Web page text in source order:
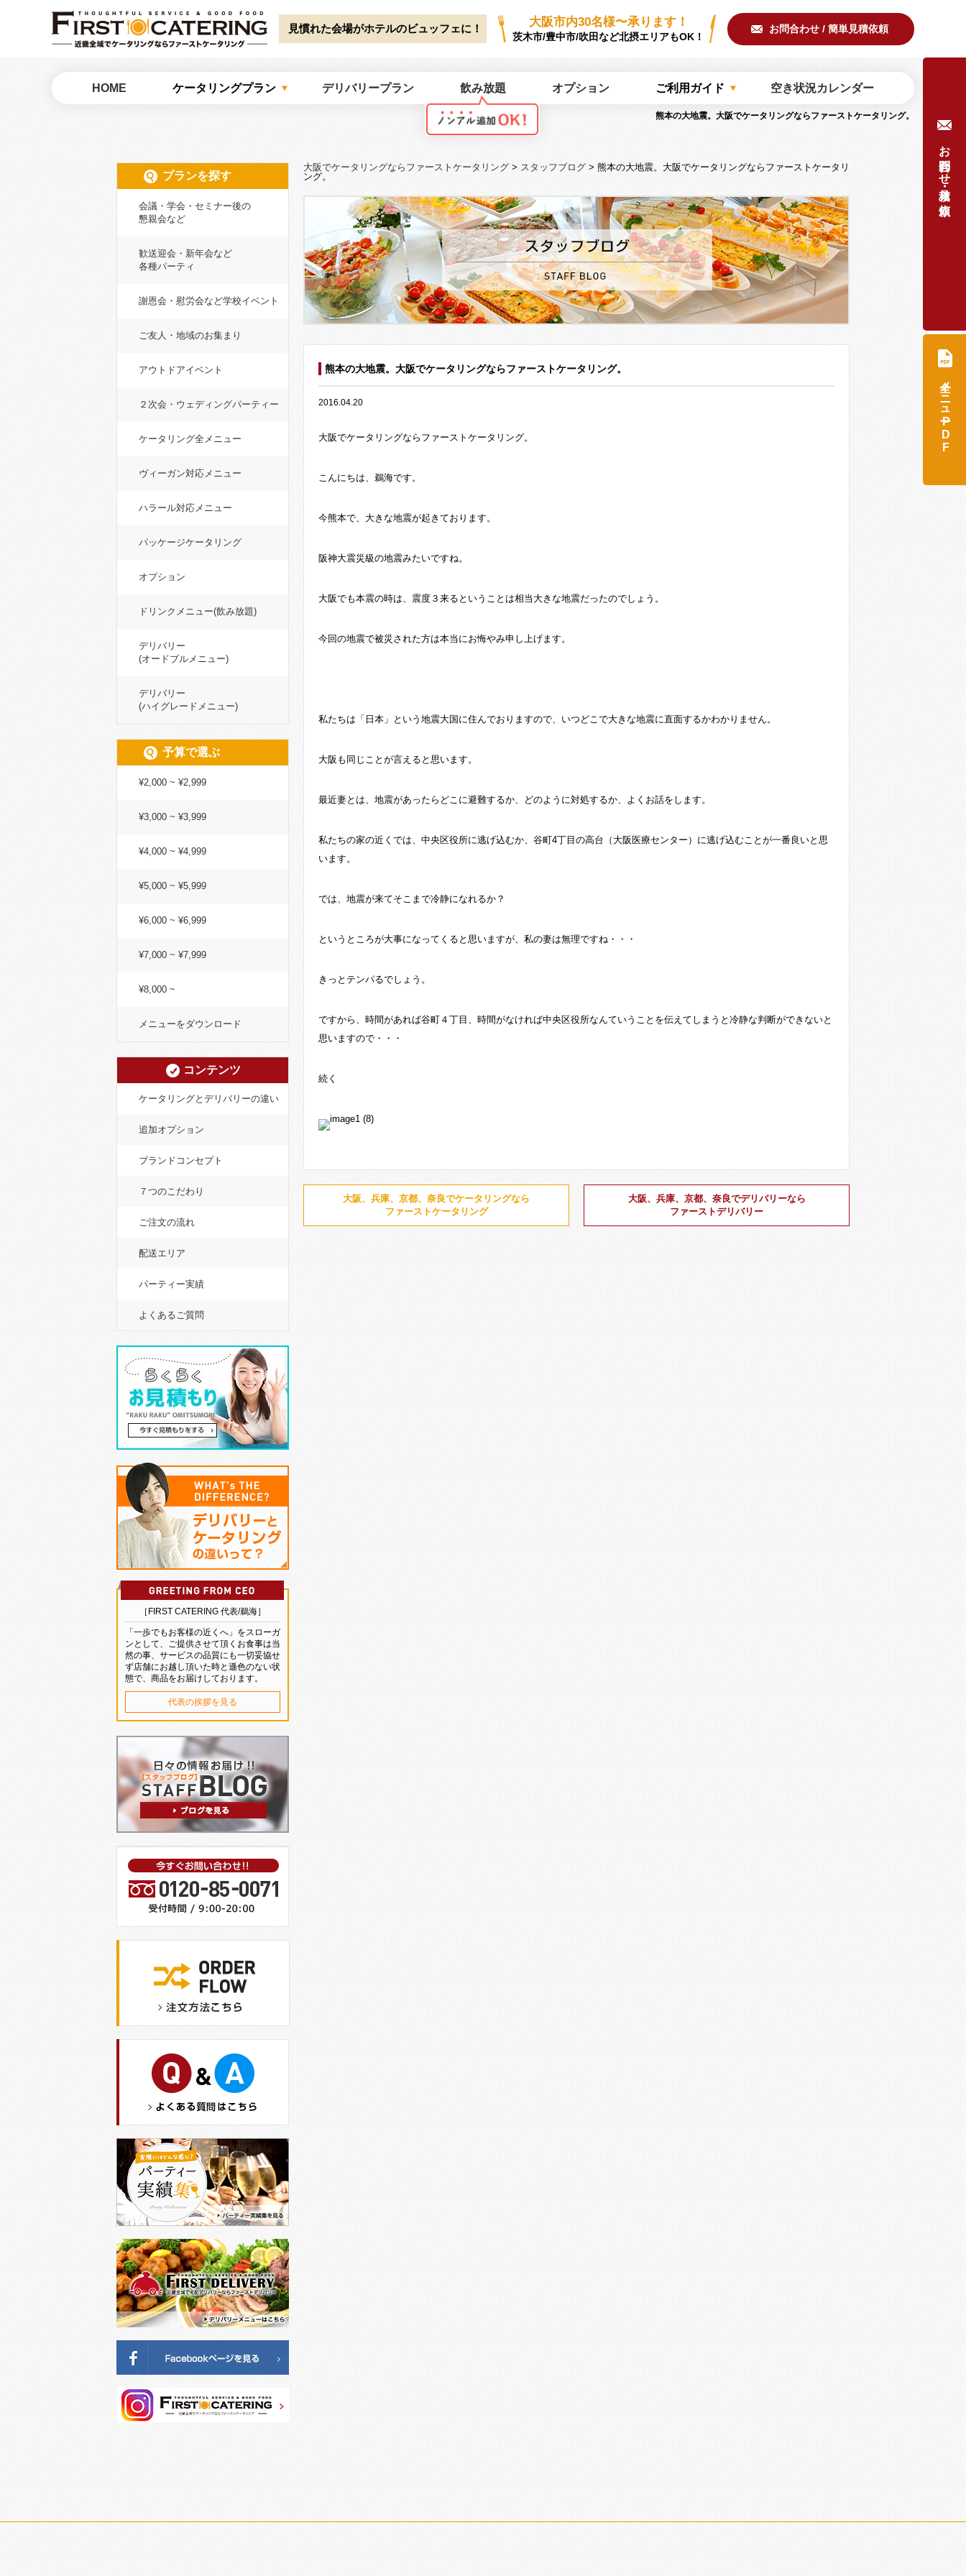
: Undefined array key "HTTP_ACCEPT_LANGUAGE" in /home/catwork/first-catering.jp/public_html/wp2025/wp-content/themes/first-catering/common/meta.phpon line51
熊本の大地震。大阪でケータリングならファーストケータリング。
見慣れた会場がホテルのビュッフェに！ 大阪市内30名様〜承ります！
茨木市/豊中市/吹田など北摂エリアもOK！
お問合わせ / 簡単見積依頼
HOME ケータリングプラン デリバリープラン 飲み放題 オプション ご利用ガイド 空き状況カレンダー
大阪でケータリングならファーストケータリング > スタッフブログ > 熊本の大地震。大阪でケータリングならファーストケータリ
ング。
熊本の大地震。大阪でケータリングならファーストケータリング。
2016.04.20
大阪でケータリングならファーストケータリング。
こんにちは、鵜海です。
今熊本で、大きな地震が起きております。
阪神大震災級の地震みたいですね。
大阪でも本震の時は、震度３来るということは相当大きな地震だったのでしょう。
今回の地震で被災された方は本当にお悔やみ申し上げます。
私たちは「日本」という地震大国に住んでおりますので、いつどこで大きな地震に直面するかわかりません。
大阪も同じことが言えると思います。
最近妻とは、地震があったらどこに避難するか、どのように対処するか、よくお話をします。
私たちの家の近くでは、中央区役所に逃げ込むか、谷町4丁目の高台（大阪医療センター）に逃げ込むことが一番良いと思
います。
では、地震が来てそこまで冷静になれるか？
というところが大事になってくると思いますが、私の妻は無理ですね・・・
きっとテンパるでしょう。
ですから、時間があれば谷町４丁目、時間がなければ中央区役所なんていうことを伝えてしまうと冷静な判断ができないと
思いますので・・・
続く
大阪、兵庫、京都、奈良でケータリングなら
ファーストケータリング
大阪、兵庫、京都、奈良でデリバリーなら
ファーストデリバリー
プランを探す
会議・学会・セミナー後の
懇親会など
歓送迎会・新年会など
各種パーティ
謝恩会・慰労会など学校イベント
ご友人・地域のお集まり
アウトドアイベント
２次会・ウェディングパーティー
ケータリング全メニュー
ヴィーガン対応メニュー
ハラール対応メニュー
パッケージケータリング
オプション
ドリンクメニュー(飲み放題)
デリバリー
(オードブルメニュー)
デリバリー
(ハイグレードメニュー)
予算で選ぶ
¥2,000 ~ ¥2,999
¥3,000 ~ ¥3,999
¥4,000 ~ ¥4,999
¥5,000 ~ ¥5,999
¥6,000 ~ ¥6,999
¥7,000 ~ ¥7,999
¥8,000 ~
メニューをダウンロード
コンテンツ
ケータリングとデリバリーの違い
追加オプション
ブランドコンセプト
７つのこだわり
ご注文の流れ
配送エリア
パーティー実績
よくあるご質問
［FIRST CATERING 代表/鵜海］
「一歩でもお客様の近くへ」をスローガ
ンとして、ご提供させて頂くお食事は当
然の事、サービスの品質にも一切妥協せ
ず店舗にお越し頂いた時と遜色のない状
態で、商品をお届けしております。
代表の挨拶を見る
お問合わせ・見積り依頼
全メニュー
PDF